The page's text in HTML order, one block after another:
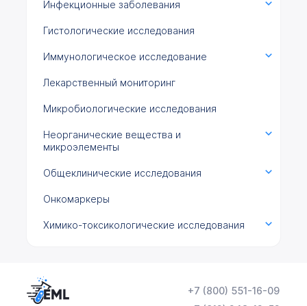
Инфекционные заболевания
Гистологические исследования
Иммунологическое исследование
Лекарственный мониторинг
Микробиологические исследования
Неорганические вещества и
микроэлементы
Общеклинические исследования
Онкомаркеры
Химико-токсикологические исследования
+7 (800) 551-16-09